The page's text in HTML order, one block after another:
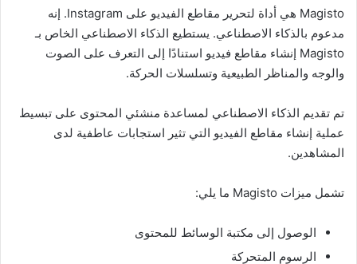
Magisto هي أداة لتحرير مقاطع الفيديو على Instagram. إنه
مدعوم بالذكاء الاصطناعي. يستطيع الذكاء الاصطناعي الخاص بـ
Magisto إنشاء مقاطع فيديو استنادًا إلى التعرف على الصوت
والوجه والمناظر الطبيعية وتسلسلات الحركة.
تم تقديم الذكاء الاصطناعي لمساعدة منشئي المحتوى على تبسيط
عملية إنشاء مقاطع الفيديو التي تثير استجابات عاطفية لدى
المشاهدين.
تشمل ميزات Magisto ما يلي:
الوصول إلى مكتبة الوسائط للمحتوى
الرسوم المتحركة